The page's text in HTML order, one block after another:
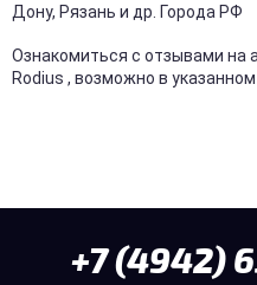
Дону, Рязань и др. Города РФ
Ознакомиться с отзывами на
Rodius , возможно в
+7 (4942)